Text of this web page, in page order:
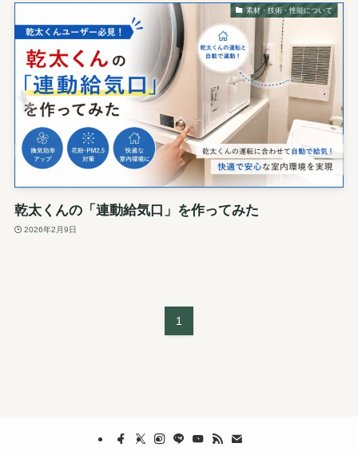
素材・技術・性能について
乾太くんの「連動給気口」を作ってみた
2026年2月9日
1